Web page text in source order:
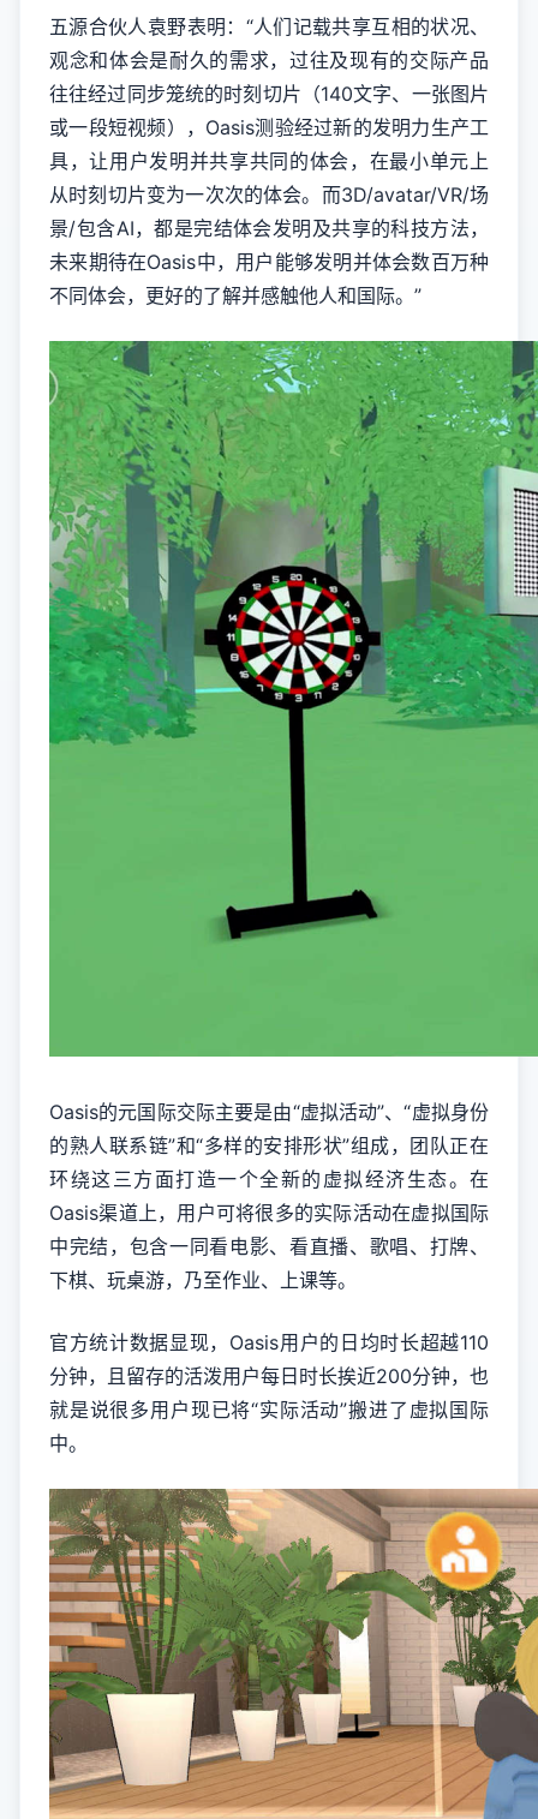
五源合伙人袁野表明：“人们记载共享互相的状况、
观念和体会是耐久的需求，过往及现有的交际产品
往往经过同步笼统的时刻切片（140文字、一张图片
或一段短视频），Oasis测验经过新的发明力生产工
具，让用户发明并共享共同的体会，在最小单元上
从时刻切片变为一次次的体会。而3D/avatar/VR/场
景/包含AI，都是完结体会发明及共享的科技方法，
未来期待在Oasis中，用户能够发明并体会数百万种
不同体会，更好的了解并感触他人和国际。”
Oasis的元国际交际主要是由“虚拟活动”、“虚拟身份
的熟人联系链”和“多样的安排形状”组成，团队正在
环绕这三方面打造一个全新的虚拟经济生态。在
Oasis渠道上，用户可将很多的实际活动在虚拟国际
中完结，包含一同看电影、看直播、歌唱、打牌、
下棋、玩桌游，乃至作业、上课等。
官方统计数据显现，Oasis用户的日均时长超越110
分钟，且留存的活泼用户每日时长挨近200分钟，也
就是说很多用户现已将“实际活动”搬进了虚拟国际
中。